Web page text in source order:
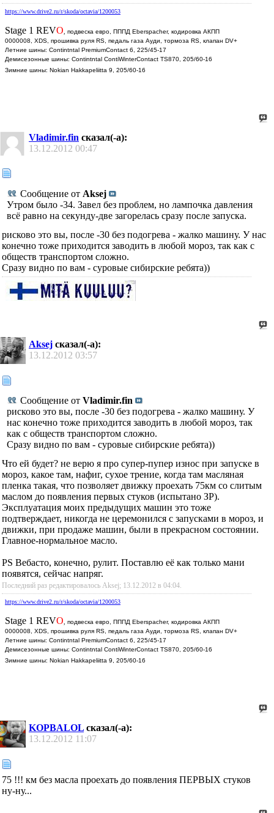
https://www.drive2.ru/r/skoda/octavia/1200053
Stage 1 REVO
подвеска евро, ПППД Eberspacher, кодировка АКПП
0000008, XDS, прошивка руля RS, педаль газа Ауди, тормоза RS, клапан DV+
Летние шины: Contintntal PremiumContact 6, 225/45-17
Демисезонные шины: Contintntal ContiWinterContact TS870, 205/60-16
Зимние шины: Nokian Hakkapeliitta 9, 205/60-16
Vladimir.fin сказал(-а):
13.12.2012 00:47
Сообщение от Aksej
Утром было -34. Завел без проблем, но лампочка давления
всё равно на секунду-две загорелась сразу после запуска.
рисково это вы, после -30 без подогрева - жалко машину. У нас
конечно тоже приходится заводить в любой мороз, так как с
обществ транспортом сложно.
Сразу видно по вам - суровые сибирские ребята))
Aksej сказал(-а):
13.12.2012 03:57
Сообщение от Vladimir.fin
рисково это вы, после -30 без подогрева - жалко машину. У
нас конечно тоже приходится заводить в любой мороз, так
как с обществ транспортом сложно.
Сразу видно по вам - суровые сибирские ребята))
Что ей будет? не верю я про супер-пупер износ при запуске в
мороз, какое там, нафиг, сухое трение, когда там масляная
пленка такая, что позволяет движку проехать 75км со слитым
маслом до появления первых стуков (испытано ЗР).
Эксплуатация моих предыдущих машин это тоже
подтверждает, никогда не церемонился с запусками в мороз, и
движки, при продаже машин, были в прекрасном состоянии.
Главное-нормальное масло.
PS Вебасто, конечно, рулит. Поставлю её как только мани
появятся, сейчас напряг.
Последний раз редактировалось Aksej; 13.12.2012 в 04:04.
https://www.drive2.ru/r/skoda/octavia/1200053
Stage 1 REVO, подвеска евро, ПППД Eberspacher, кодировка АКПП
0000008, XDS, прошивка руля RS, педаль газа Ауди, тормоза RS, клапан DV+
Летние шины: Contintntal PremiumContact 6, 225/45-17
Демисезонные шины: Contintntal ContiWinterContact TS870, 205/60-16
Зимние шины: Nokian Hakkapeliitta 9, 205/60-16
KOPBALOL сказал(-а):
13.12.2012 11:07
75 !!! км без масла проехать до появления ПЕРВЫХ стуков
ну-ну...